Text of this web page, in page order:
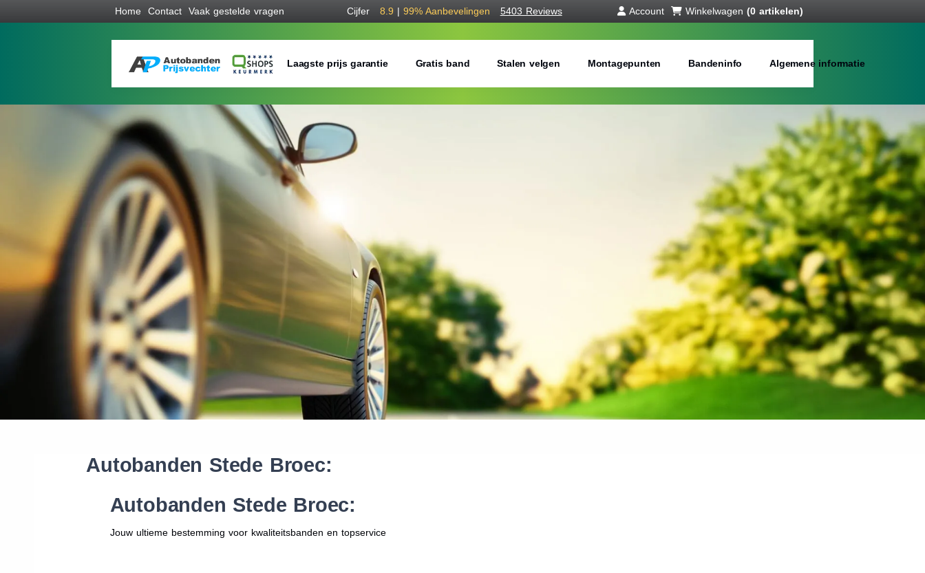
Home Contact Vaak gestelde vragen Cijfer 8.9 | 99% Aanbevelingen 5403 Reviews Account Winkelwagen (0 artikelen)
Laagste prijs garantie Gratis band Stalen velgen Montagepunten Bandeninfo Algemene informatie
Inch:
Waar vind ik de maat van mijn banden
Help mij met bestellen
Autobanden Stede Broec:
Autobanden Stede Broec:
Jouw ultieme bestemming voor kwaliteitsbanden en topservice